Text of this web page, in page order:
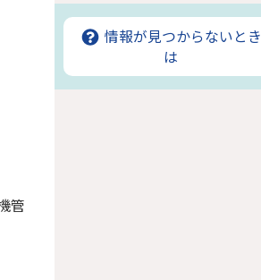
管
情報が見つからないとき
は